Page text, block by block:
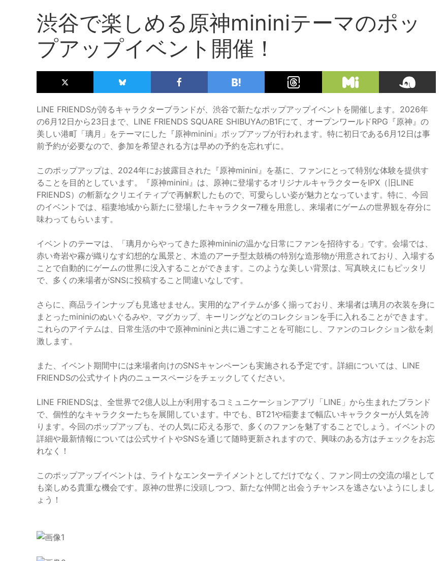
渋谷で楽しめる原神mininiテーマのポッ
プアップイベント開催！
LINE FRIENDSが誇るキャラクターブランドが、渋谷で新たなポップアップイベントを開催します。2026年
の6月12日から23日まで、LINE FRIENDS SQUARE SHIBUYAのB1Fにて、オープンワールドRPG『原神』の
美しい港町「璃月」をテーマにした『原神minini』ポップアップが行われます。特に初日である6月12日は事
前予約が必要なので、参加を希望される方は早めの予約を忘れずに。
このポップアップは、2024年にお披露目された『原神minini』を基に、ファンにとって特別な体験を提供す
ることを目的としています。『原神minini』は、原神に登場するオリジナルキャラクターをIPX（旧LINE
FRIENDS）の斬新なクリエイティブで再解釈したもので、可愛らしい姿が魅力となっています。特に、今回
のイベントでは、稲妻地域から新たに登場したキャラクター7種を用意し、来場者にゲームの世界観を存分に
味わってもらいます。
イベントのテーマは、「璃月からやってきた原神mininiの温かな日常にファンを招待する」です。会場では、
赤い奇岩や霧が織りなす幻想的な風景と、木造のアーチ型太鼓橋の特別な造形物が用意されており、入場する
ことで自動的にゲームの世界に没入することができます。このような美しい背景は、写真映えにもピッタリ
で、多くの来場者がSNSに投稿すること間違いなしです。
さらに、商品ラインナップも見逃せません。実用的なアイテムが多く揃っており、来場者は璃月の衣装を身に
まとったmininiのぬいぐるみや、マグカップ、キーリングなどのコレクションを手に入れることができます。
これらのアイテムは、日常生活の中で原神mininiと共に過ごすことを可能にし、ファンのコレクション欲を刺
激します。
また、イベント期間中には来場者向けのSNSキャンペーンも実施される予定です。詳細については、LINE
FRIENDSの公式サイト内のニュースページをチェックしてください。
LINE FRIENDSは、全世界で2億人以上が利用するコミュニケーションアプリ「LINE」から生まれたブランド
で、個性的なキャラクターたちを展開しています。中でも、BT21や稲妻まで幅広いキャラクターが人気を誇
ります。今回のポップアップも、その人気に応える形で、多くのファンを魅了することでしょう。イベントの
詳細や最新情報については公式サイトやSNSを通じて随時更新されますので、興味のある方はチェックをお忘
れなく！
このポップアップイベントは、ライトなエンターテイメントとしてだけでなく、ファン同士の交流の場として
も楽しめる貴重な機会です。原神の世界に没頭しつつ、新たな仲間と出会うチャンスを逃さないようにしまし
ょう！